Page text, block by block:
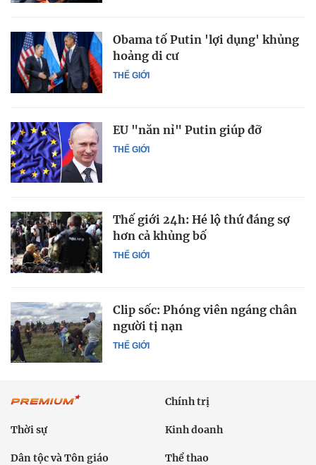
THẾ GIỚI
Obama tố Putin 'lợi dụng' khủng
hoảng di cư
THẾ GIỚI
EU "năn nỉ" Putin giúp đỡ
THẾ GIỚI
Thế giới 24h: Hé lộ thứ đáng sợ
hơn cả khủng bố
THẾ GIỚI
Clip sốc: Phóng viên ngáng chân
người tị nạn
Chính trị
Thời sự Kinh doanh
Dân tộc và Tôn giáo Thể thao